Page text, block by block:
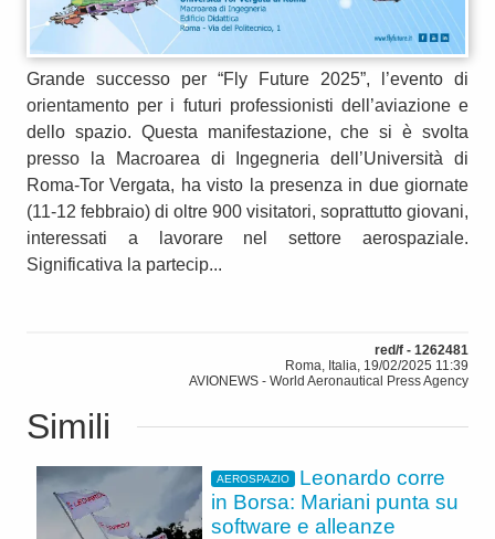
Grande successo per “Fly Future 2025”, l’evento di
orientamento per i futuri professionisti dell’aviazione e
dello spazio. Questa manifestazione, che si è svolta
presso la Macroarea di Ingegneria dell’Università di
Roma-Tor Vergata, ha visto la presenza in due giornate
(11-12 febbraio) di oltre 900 visitatori, soprattutto giovani,
interessati a lavorare nel settore aerospaziale.
Significativa la partecip...
red/f - 1262481
Roma, Italia, 19/02/2025 11:39
AVIONEWS - World Aeronautical Press Agency
Simili
AEROSPAZIO
Leonardo corre
in Borsa: Mariani punta su
software e alleanze